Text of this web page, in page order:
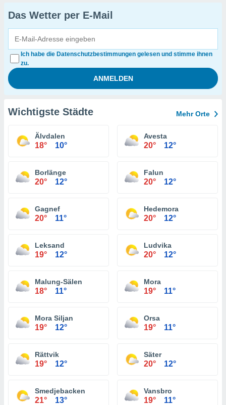
Das Wetter per E-Mail
Ich habe die Datenschutzbestimmungen gelesen und stimme ihnen
zu.
Wichtigste Städte Mehr Orte
Älvdalen
18° 10°
Avesta
20° 12°
Borlänge
20° 12°
Falun
20° 12°
Gagnef
20° 11°
Hedemora
20° 12°
Leksand
19° 12°
Ludvika
20° 12°
Malung-Sälen
18° 11°
Mora
19° 11°
Mora Siljan
19° 12°
Orsa
19° 11°
Rättvik
19° 12°
Säter
20° 12°
Smedjebacken
21° 13°
Vansbro
19° 11°